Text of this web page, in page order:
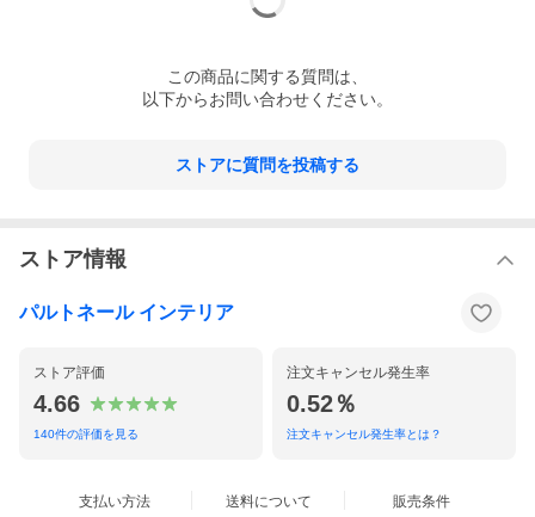
この商品に関する質問は、
以下からお問い合わせください。
ストアに質問を投稿する
ストア情報
パルトネール インテリア
ストア評価
4.66
140件の評価を見る
注文キャンセル発生率
0.52％
注文キャンセル発生率とは？
支払い方法 送料について 販売条件